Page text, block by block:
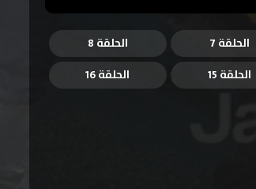
الحلقة 7
الحلقة 8
الحلقة 15
الحلقة 16